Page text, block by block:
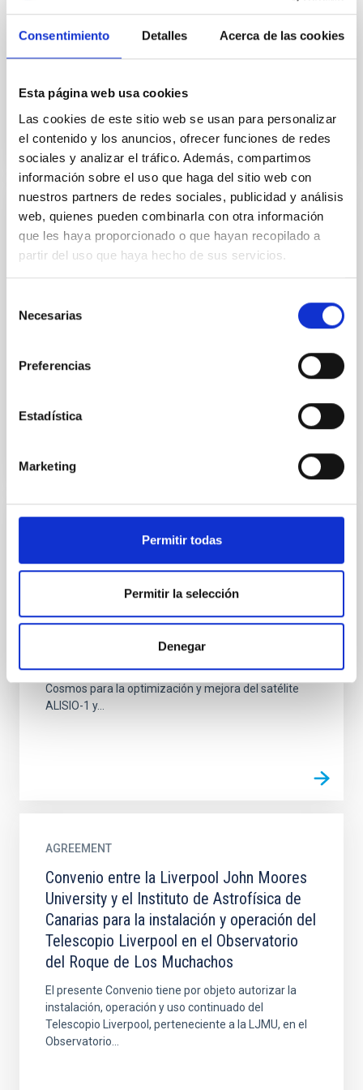
Consentimiento Detalles Acerca de las cookies
Esta página web usa cookies
Las cookies de este sitio web se usan para personalizar
el contenido y los anuncios, ofrecer funciones de redes
sociales y analizar el tráfico. Además, compartimos
información sobre el uso que haga del sitio web con
nuestros partners de redes sociales, publicidad y análisis
web, quienes pueden combinarla con otra información
que les haya proporcionado o que hayan recopilado a
partir del uso que haya hecho de sus servicios.
Necesarias
Preferencias
Estadística
Marketing
Permitir todas
Permitir la selección
Denegar
cooperación en el campo de la astrofísica,
especialmente en el uso y mantenimiento del
AGREEMENT
Adenda Acuerdo de Cooperación en
Canarias
Astrofísica firmado entre la Universidad de Warwick y
el Instituto de Astrofísica de Canarias el 22 de agosto
Convenio entre el Instituto de Astrofísica
de Canarias y Open Cosmos para las
actividades de optimización y mejora del
satélite ALISIO-1 y sus cargas útiles
Tiene como objeto establecer una colaboración entre
el Instituto de Astrofísica de Canarias y Open
Cosmos para la optimización y mejora del satélite
ALISIO-1 y...
AGREEMENT
Convenio entre la Liverpool John Moores
University y el Instituto de Astrofísica de
Canarias para la instalación y operación del
Telescopio Liverpool en el Observatorio
del Roque de Los Muchachos
El presente Convenio tiene por objeto autorizar la
instalación, operación y uso continuado del
Telescopio Liverpool, perteneciente a la LJMU, en el
Observatorio...